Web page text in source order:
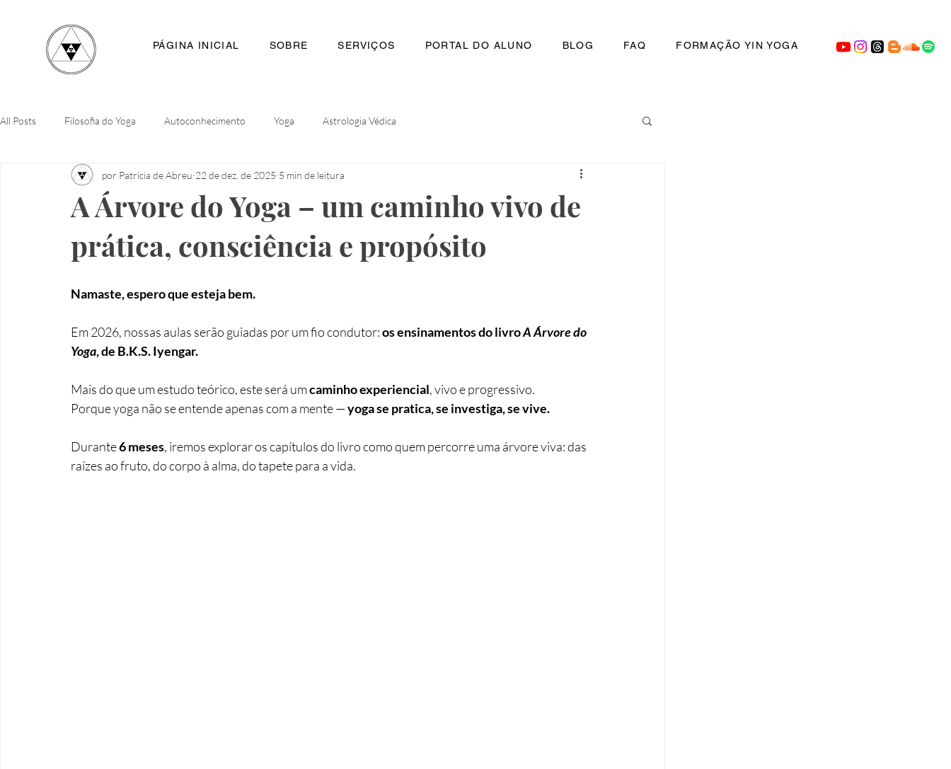
PÁGINA INICIAL SOBRE SERVIÇOS PORTAL DO ALUNO BLOG FAQ FORMAÇÃO YIN YOGA
All Posts Filosofia do Yoga Autoconhecimento Yoga Astrologia Védica
A Árvore do Yoga – um caminho vivo de
prática, consciência e propósito
por Patricia de Abreu 22 de dez. de 2025 5 min de leitura
Namaste, espero que esteja bem.
Em 2026, nossas aulas serão guiadas por um fio condutor: os ensinamentos do livro A Árvore do
Yoga, de B.K.S. Iyengar.
Mais do que um estudo teórico, este será um caminho experiencial, vivo e progressivo.
Porque yoga não se entende apenas com a mente — yoga se pratica, se investiga, se vive.
Durante 6 meses, iremos explorar os capítulos do livro como quem percorre uma árvore viva: das
raízes ao fruto, do corpo à alma, do tapete para a vida.